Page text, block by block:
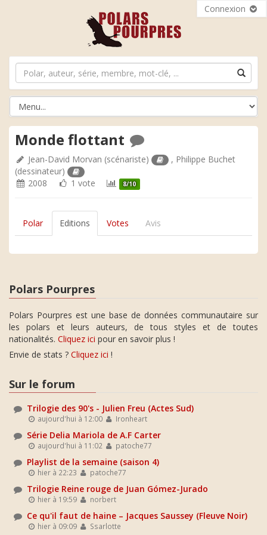
Connexion
Monde flottant
Jean-David Morvan (scénariste) , Philippe Buchet
(dessinateur)
2008
1 vote 8/10
Polar Editions Votes Avis
Polars Pourpres
Polars Pourpres est une base de données communautaire sur
les polars et leurs auteurs, de tous styles et de toutes
nationalités. Cliquez ici pour en savoir plus !
Envie de stats ? Cliquez ici !
Sur le forum
Trilogie des 90's - Julien Freu (Actes Sud)
aujourd'hui à 12:00 Ironheart
Série Delia Mariola de A.F Carter
aujourd'hui à 11:02 patoche77
Playlist de la semaine (saison 4)
hier à 22:23 patoche77
Trilogie Reine rouge de Juan Gómez-Jurado
hier à 19:59 norbert
Ce qu'il faut de haine – Jacques Saussey (Fleuve Noir)
hier à 09:09 Ssarlotte